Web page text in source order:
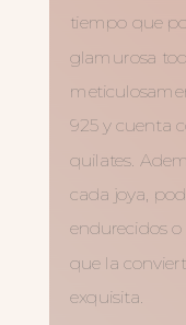
tiempo que
glamurosa
925 y cuenta
quilates.
cada joya,
endurecidos
que la
exquisita.